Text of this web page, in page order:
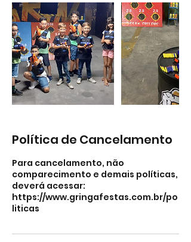
Política de Cancelamento
Para cancelamento, não
comparecimento e demais políticas,
deverá acessar:
https://www.gringafestas.com.br/po
liticas